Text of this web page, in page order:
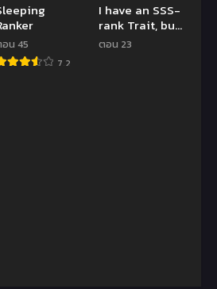
น 45
7.2
I have an SSS-
rank Trait, but
I want a
ตอน 23